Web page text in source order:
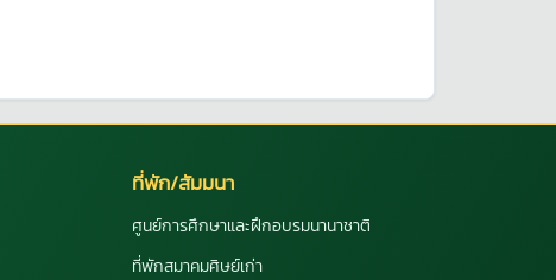
ที่พัก/สัมมนา
ศูนย์การศึกษาและฝึกอบรมนานาชาติ
ที่พักสมาคมศิษย์เก่า